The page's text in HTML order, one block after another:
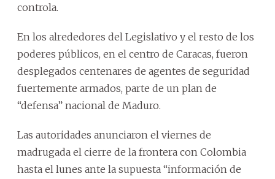
controla.
En los alrededores del Legislativo y el resto de los
poderes públicos, en el centro de Caracas, fueron
desplegados centenares de agentes de seguridad
fuertemente armados, parte de un plan de
“defensa” nacional de Maduro.
Las autoridades anunciaron el viernes de
madrugada el cierre de la frontera con Colombia
hasta el lunes ante la supuesta “información de